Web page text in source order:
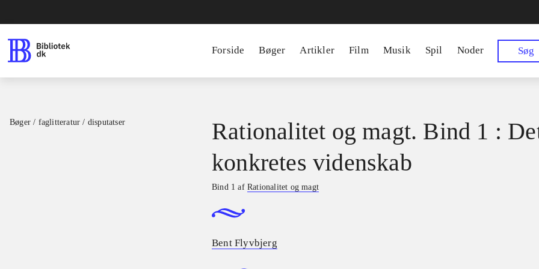
Forside Bøger Artikler Film Musik Spil Noder Søg
Bøger / faglitteratur / disputatser
Rationalitet og magt. Bind 1 :
konkretes videnskab
Bind 1 afRationalitet og magt
Bent Flyvbjerg